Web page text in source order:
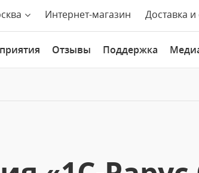
Интернет-магазин Доставка и
Отзывы Поддержка